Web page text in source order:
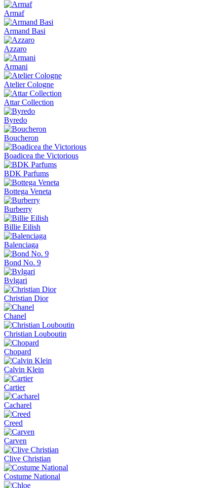
Armaf
Armand Basi
Azzaro
Armani
Atelier Cologne
Attar Collection
Byredo
Boucheron
Boadicea the Victorious
BDK Parfums
Bottega Veneta
Burberry
Billie Eilish
Balenciaga
Bond No. 9
Bvlgari
Christian Dior
Chanel
Christian Louboutin
Chopard
Calvin Klein
Cartier
Cacharel
Creed
Carven
Clive Christian
Costume National